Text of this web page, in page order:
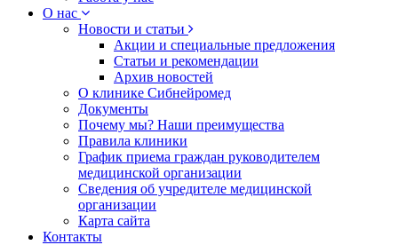
О нас
Новости и статьи
Акции и специальные предложения
Статьи и рекомендации
Архив новостей
О клинике Сибнейромед
Документы
Почему мы? Наши преимущества
Правила клиники
График приема граждан руководителем
медицинской организации
Сведения об учредителе медицинской
организации
Карта сайта
Контакты